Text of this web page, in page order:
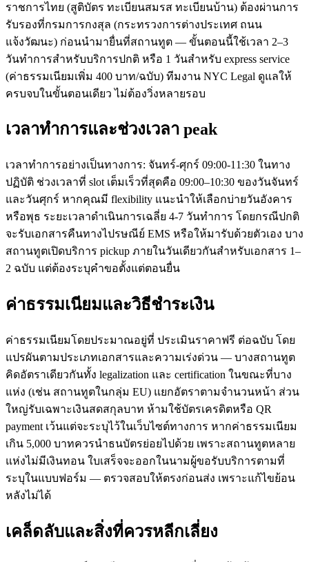
ราชการไทย (สูติบัตร ทะเบียนสมรส ทะเบียนบ้าน) ต้องผ่านการ
รับรองที่กรมการกงสุล (กระทรวงการต่างประเทศ ถนน
แจ้งวัฒนะ) ก่อนนำมายื่นที่สถานทูต — ขั้นตอนนี้ใช้เวลา 2–3
วันทำการสำหรับบริการปกติ หรือ 1 วันสำหรับ express service
(ค่าธรรมเนียมเพิ่ม 400 บาท/ฉบับ) ทีมงาน NYC Legal ดูแลให้
ครบจบในขั้นตอนเดียว ไม่ต้องวิ่งหลายรอบ
เวลาทำการและช่วงเวลา peak
เวลาทำการอย่างเป็นทางการ: จันทร์-ศุกร์ 09:00-11:30 ในทาง
ปฏิบัติ ช่วงเวลาที่ slot เต็มเร็วที่สุดคือ 09:00–10:30 ของวันจันทร์
และวันศุกร์ หากคุณมี flexibility แนะนำให้เลือกบ่ายวันอังคาร
หรือพุธ ระยะเวลาดำเนินการเฉลี่ย 4-7 วันทำการ โดยกรณีปกติ
จะรับเอกสารคืนทางไปรษณีย์ EMS หรือให้มารับด้วยตัวเอง บาง
สถานทูตเปิดบริการ pickup ภายในวันเดียวกันสำหรับเอกสาร 1–
2 ฉบับ แต่ต้องระบุคำขอตั้งแต่ตอนยื่น
ค่าธรรมเนียมและวิธีชำระเงิน
ค่าธรรมเนียมโดยประมาณอยู่ที่ ประเมินราคาฟรี ต่อฉบับ โดย
แปรผันตามประเภทเอกสารและความเร่งด่วน — บางสถานทูต
คิดอัตราเดียวกันทั้ง legalization และ certification ในขณะที่บาง
แห่ง (เช่น สถานทูตในกลุ่ม EU) แยกอัตราตามจำนวนหน้า ส่วน
ใหญ่รับเฉพาะเงินสดสกุลบาท ห้ามใช้บัตรเครดิตหรือ QR
payment เว้นแต่จะระบุไว้ในเว็บไซต์ทางการ หากค่าธรรมเนียม
เกิน 5,000 บาทควรนำธนบัตรย่อยไปด้วย เพราะสถานทูตหลาย
แห่งไม่มีเงินทอน ใบเสร็จจะออกในนามผู้ขอรับบริการตามที่
ระบุในแบบฟอร์ม — ตรวจสอบให้ตรงก่อนส่ง เพราะแก้ไขย้อน
หลังไม่ได้
เคล็ดลับและสิ่งที่ควรหลีกเลี่ยง